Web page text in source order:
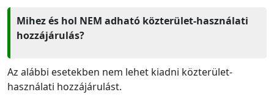
Mihez és hol NEM adható közterület-használati
hozzájárulás?
Az alábbi esetekben nem lehet kiadni közterület-
használati hozzájárulást.